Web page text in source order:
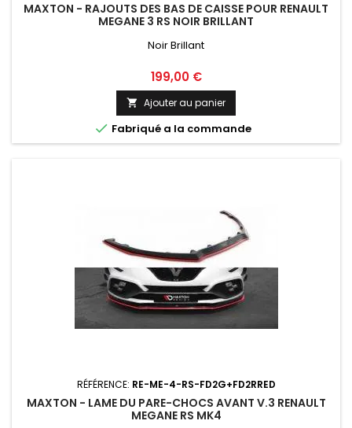
MAXTON - RAJOUTS DES BAS DE CAISSE POUR RENAULT
MEGANE 3 RS NOIR BRILLANT
Noir Brillant
Prix
199,00 €
 Ajouter au panier
 Fabriqué a la commande
RÉFÉRENCE: RE-ME-4-RS-FD2G+FD2RRED
MAXTON - LAME DU PARE-CHOCS AVANT V.3 RENAULT
MEGANE RS MK4